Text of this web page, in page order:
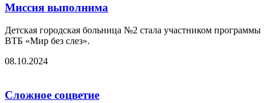
Миссия выполнима
Детская городская больница №2 стала участником программы
ВТБ «Мир без слез».
08.10.2024
Сложное соцветие